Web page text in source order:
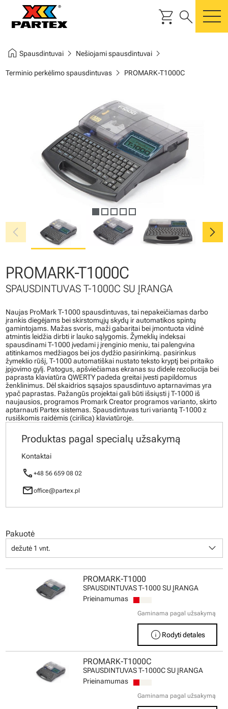
shopping_cart search
home Spausdintuvaichevron_right Nešiojami spausdintuvaichevron_right
Terminio perkėlimo spausdintuvaschevron_right PROMARK-T1000C
chevron_left chevron_right
PROMARK-T1000C
SPAUSDINTUVAS T-1000C SU ĮRANGA
Naujas ProMark T-1000 spausdintuvas, tai nepakeičiamas darbo
įrankis diegėjams bei skirstomųjų skydų ir automatikos spintų
gamintojams. Mažas svoris, maži gabaritai bei įmontuota vidinė
atmintis leidžia dirbti ir lauko sąlygomis. Žymeklių indeksai
spausdinami T-1000 įvedami į įrenginio meniu, tai palengvina
atitinkamos medžiagos bei jos dydžio pasirinkimą. pasirinkus
žymeklio rūšį, T-1000 automatiškai nustato teksto kryptį bei pritaiko
įpjovimo gylį. Patogus, apšviečiamas ekranas su didele rezoliucija bei
paprasta klaviatūra QWERTY padeda greitai įvesti papildomus
ženklinimus. Dėl skaidrios sąsajos spausdintuvo aptarnavimas yra
ypač paprastas. Pažangūs projektai gali būti išsiųsti į T-1000 iš
naujausios, programos Promark Creator programos varianto, skirto
aptarnauti Partex sistemas. Spausdintuvas turi variantą T-1000 z
rusiškomis raidėmis (cirilica) klaviatūroje.
Produktas pagal specialų užsakymą
Kontaktai
call +48 56 659 08 02
mailoffice@partex.pl
Pakuotė
dežutė 1 vnt. keyboard_arrow_down
PROMARK-T1000
SPAUSDINTUVAS T-1000 SU ĮRANGA
Prieinamumas
Gaminama pagal užsakymą
info Rodyti detales
PROMARK-T1000C
SPAUSDINTUVAS T-1000C SU ĮRANGA
Prieinamumas
Gaminama pagal užsakymą